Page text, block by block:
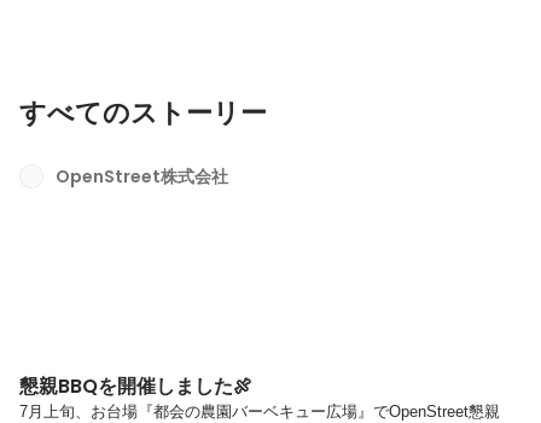
最新順で表示
すべてのストーリー
OpenStreet株式会社
懇親BBQを開催しました🍖
7月上旬、お台場『都会の農園バーベキュー広場』でOpenStreet懇親